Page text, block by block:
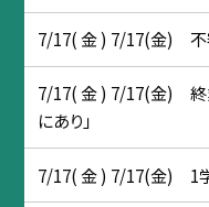
7/17( 金 ) 7/17(金) 不
7/17( 金 ) 7/17(金) 終
にあり」
7/17( 金 ) 7/17(金) 1